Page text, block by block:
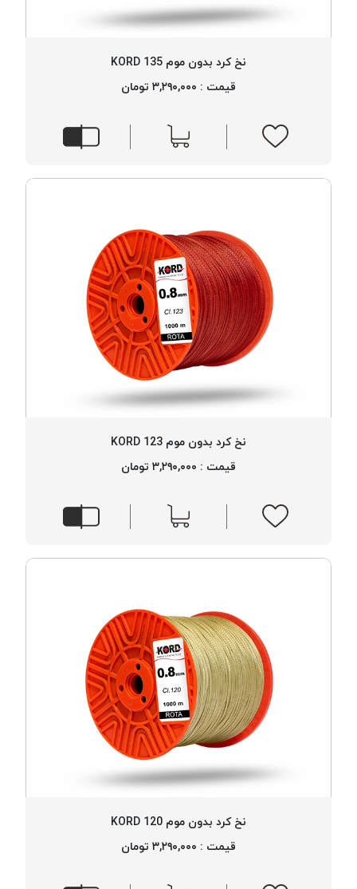
نخ کرد بدون موم 135 KORD
قیمت : ۳,۲۹۰,۰۰۰ تومان
نخ کرد بدون موم 123 KORD
قیمت : ۳,۲۹۰,۰۰۰ تومان
نخ کرد بدون موم 120 KORD
قیمت : ۳,۲۹۰,۰۰۰ تومان